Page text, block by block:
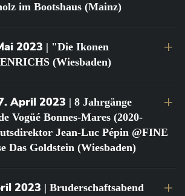
im Bootshaus (Mainz)
2023 | "Die Ikonen
(Wiesbaden)
April 2023 | 8 Jahrgänge
Vogüé Bonnes-Mares (2020-
Jean-Luc Pépin @FINE
Das Goldstein (Wiesbaden)
2023 | Bruderschaftsabend